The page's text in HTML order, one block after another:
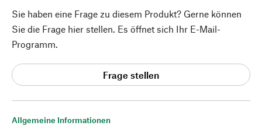
Allgemeine Informationen
Sie haben eine Frage zu diesem Produkt? Gerne können
Sie die Frage hier stellen. Es öffnet sich Ihr E-Mail-
Programm.
Frage stellen